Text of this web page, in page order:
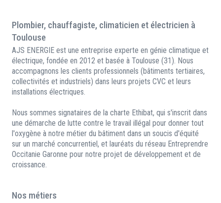
Plombier, chauffagiste, climaticien et électricien à
Toulouse
AJS ENERGIE est une entreprise experte en génie climatique et
électrique, fondée en 2012 et basée à Toulouse (31). Nous
accompagnons les clients professionnels (bâtiments tertiaires,
collectivités et industriels) dans leurs projets CVC et leurs
installations électriques.
Nous sommes signataires de la charte Ethibat, qui s'inscrit dans
une démarche de lutte contre le travail illégal pour donner tout
l'oxygène à notre métier du bâtiment dans un soucis d'équité
sur un marché concurrentiel, et lauréats du réseau Entreprendre
Occitanie Garonne pour notre projet de développement et de
croissance.
Nos métiers